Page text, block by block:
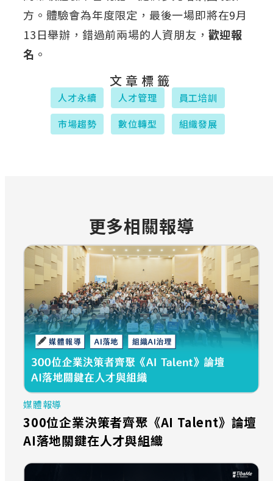
方。體驗會為年度限定，最後一場即將在9月
13日舉辦，錯過前兩場的人資朋友， 歡迎報
名 。
文章標籤
人才永續 人才管理 員工培訓
市場趨勢 數位轉型 組織發展
更多相關報導
媒體報導
300位企業決策者齊聚《AI Talent》論壇
AI落地關鍵在人才與組織